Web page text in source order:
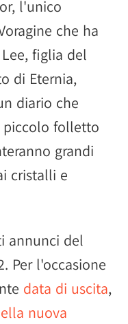
l'unico
che ha
figlia del
di Eternia,
diario che
piccolo folletto
grandi
cristalli e
annunci del
Per l'occasione
data di uscita,
nuova